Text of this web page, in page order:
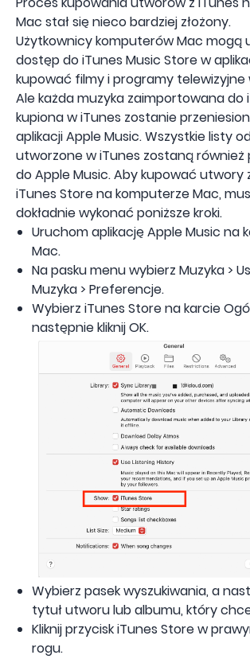
Mac stał się nieco bardziej złożony.
Użytkownicy komputerów Mac mogą
dostęp do iTunes Music Store w
kupować filmy i programy telewizyjne
Ale każda muzyka zaimportowana do
kupiona w iTunes zostanie
aplikacji Apple Music. Wszystkie listy
utworzone w iTunes zostaną również
do Apple Music. Aby kupować utwory
iTunes Store na komputerze Mac,
dokładnie wykonać poniższe kroki.
Uruchom aplikację Apple Music na
Mac.
Na pasku menu wybierz Muzyka >
Muzyka > Preferencje.
Wybierz iTunes Store na karcie
następnie kliknij OK.
Wybierz pasek wyszukiwania, a
tytuł utworu lub albumu, który
Kliknij przycisk iTunes Store w
rogu.